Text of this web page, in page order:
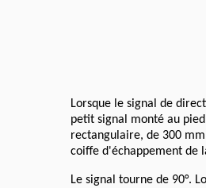
Lorsque le signal de
petit signal monté au
rectangulaire, de 300
coiffe d'échappement de
Le signal tourne de 90°.